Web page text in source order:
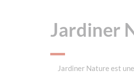
Jardiner
Jardiner Nature est